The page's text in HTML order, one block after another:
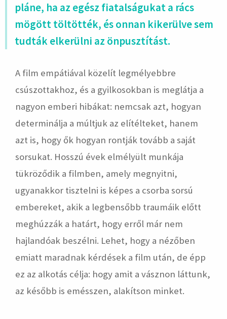
pláne, ha az egész fiatalságukat a rács
mögött töltötték, és onnan kikerülve sem
tudták elkerülni az önpusztítást.
A film empátiával közelít legmélyebbre
csúszottakhoz, és a gyilkosokban is meglátja a
nagyon emberi hibákat: nemcsak azt, hogyan
determinálja a múltjuk az elítélteket, hanem
azt is, hogy ők hogyan rontják tovább a saját
sorsukat. Hosszú évek elmélyült munkája
tükröződik a filmben, amely megnyitni,
ugyanakkor tisztelni is képes a csorba sorsú
embereket, akik a legbensőbb traumáik előtt
meghúzzák a határt, hogy erről már nem
hajlandóak beszélni. Lehet, hogy a nézőben
emiatt maradnak kérdések a film után, de épp
ez az alkotás célja: hogy amit a vásznon láttunk,
az később is emésszen, alakítson minket.